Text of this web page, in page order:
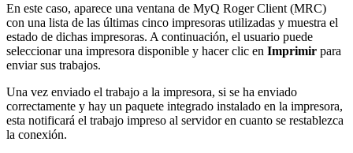
En este caso, aparece una ventana de MyQ Roger Client (MRC)
con una lista de las últimas cinco impresoras utilizadas y muestra el
estado de dichas impresoras. A continuación, el usuario puede
seleccionar una impresora disponible y hacer clic en Imprimir para
enviar sus trabajos.
Una vez enviado el trabajo a la impresora, si se ha enviado
correctamente y hay un paquete integrado instalado en la impresora,
esta notificará el trabajo impreso al servidor en cuanto se restablezca
la conexión.